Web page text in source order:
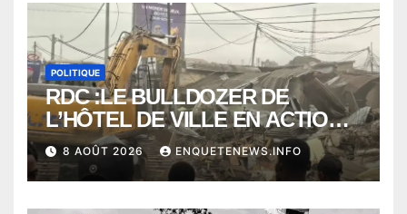
POLITIQUE
RDC :LE BULLDOZER DE
L’HÔTEL DE VILLE EN ACTION
POUR DEGAGER LA VOIE
PUBLIQUE en action DANS LA
COMMUNE DE NGALIEMA
8 AOÛT 2026 ENQUETENEWS.INFO